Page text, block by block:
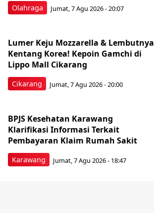
Olahraga Jumat, 7 Agu 2026 - 20:07
Cikarang
Lumer Keju Mozzarella & Lembutnya
Kentang Korea! Kepoin Gamchi di
Lippo Mall Cikarang
Jumat, 7 Agu 2026 - 20:00
Karawang
BPJS Kesehatan Karawang
Klarifikasi Informasi Terkait
Pembayaran Klaim Rumah Sakit
Jumat, 7 Agu 2026 - 18:47